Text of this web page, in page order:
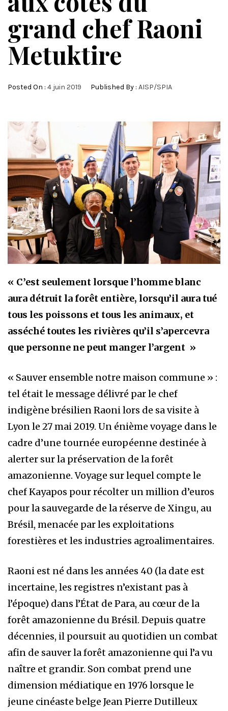
grand chef Raoni
Metuktire
Posted On : 4 juin 2019 Published By : AISP/SPIA
« C’est seulement lorsque l’homme blanc
aura détruit la forêt entière, lorsqu’il aura tué
tous les poissons et tous les animaux, et
asséché toutes les rivières qu’il s’apercevra
que personne ne peut manger l’argent »
« Sauver ensemble notre maison commune » :
tel était le message délivré par le chef
indigène brésilien Raoni lors de sa visite à
Lyon le 27 mai 2019. Un énième voyage dans le
cadre d’une tournée européenne destinée à
alerter sur la préservation de la forêt
amazonienne. Voyage sur lequel compte le
chef Kayapos pour récolter un million d’euros
pour la sauvegarde de la réserve de Xingu, au
Brésil, menacée par les exploitations
forestières et les industries agroalimentaires.
Raoni est né dans les années 40 (la date est
incertaine, les registres n’existant pas à
l’époque) dans l’État de Para, au cœur de la
forêt amazonienne du Brésil. Depuis quatre
décennies, il poursuit au quotidien un combat
afin de sauver la forêt amazonienne qui l’a vu
naître et grandir. Son combat prend une
dimension médiatique en 1976 lorsque le
jeune cinéaste belge Jean Pierre Dutilleux